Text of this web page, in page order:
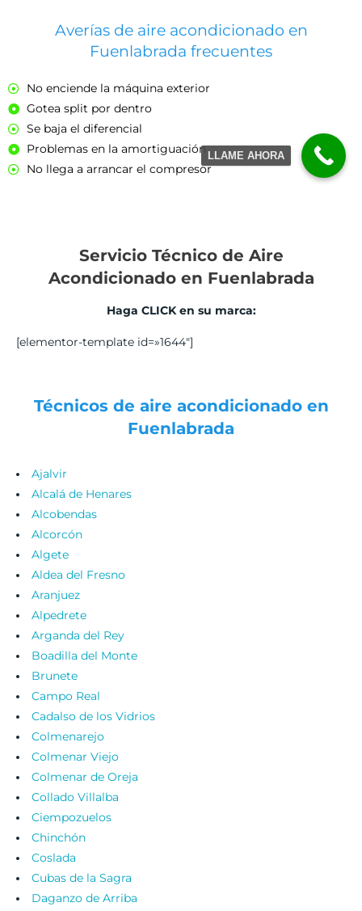
Averías de aire acondicionado en
Fuenlabrada frecuentes
No enciende la máquina exterior
Gotea split por dentro
Se baja el diferencial
Problemas en la amortiguación
No llega a arrancar el compresor
Servicio Técnico de Aire
Acondicionado en Fuenlabrada
Haga CLICK en su marca:
[elementor-template id=»1644″]
Técnicos de aire acondicionado en
Fuenlabrada
Ajalvir
Alcalá de Henares
Alcobendas
Alcorcón
Algete
Aldea del Fresno
Aranjuez
Alpedrete
Arganda del Rey
Boadilla del Monte
Brunete
Campo Real
Cadalso de los Vidrios
Colmenarejo
Colmenar Viejo
Colmenar de Oreja
Collado Villalba
Ciempozuelos
Chinchón
Coslada
Cubas de la Sagra
Daganzo de Arriba
LLAME AHORA